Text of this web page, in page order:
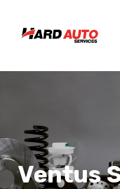
content
Ventus